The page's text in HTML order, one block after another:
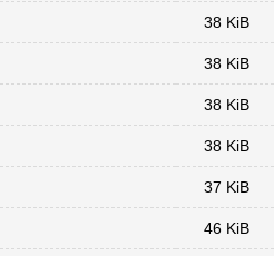
38 KiB
38 KiB
38 KiB
38 KiB
37 KiB
46 KiB